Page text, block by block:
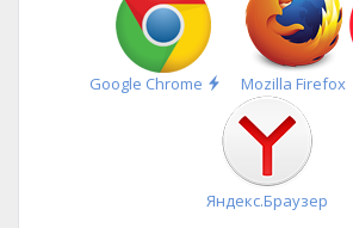
Google Chrome
Быстрая
установка
Mozilla Firefox
Яндекс.Браузер